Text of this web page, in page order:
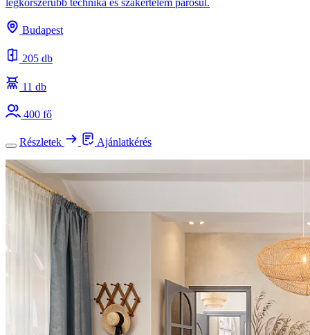
legkorszerűbb technika és szakértelem párosul.
Budapest
205 db
11 db
400 fő
Részletek Ajánlatkérés